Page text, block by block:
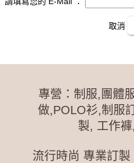
取消
專營：制服,團體
做,POLO衫,制服
製, 工作
流行時尚 專業訂